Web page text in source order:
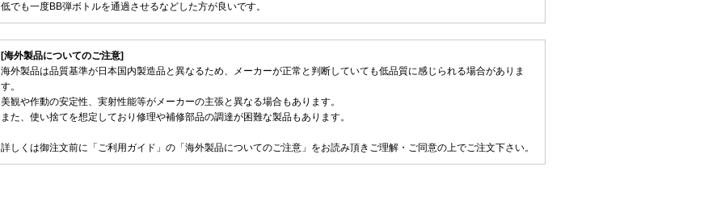
低でも一度BB弾ボトルを通過させるなどした方が良いです。
[海外製品についてのご注意]
海外製品は品質基準が日本国内製造品と異なるため、メーカーが正常と判断していても低品質に感じられる場合がありま
す。
美観や作動の安定性、実射性能等がメーカーの主張と異なる場合もあります。
また、使い捨てを想定しており修理や補修部品の調達が困難な製品もあります。
詳しくは御注文前に「ご利用ガイド」の「海外製品についてのご注意」をお読み頂きご理解・ご同意の上でご注文下さい。